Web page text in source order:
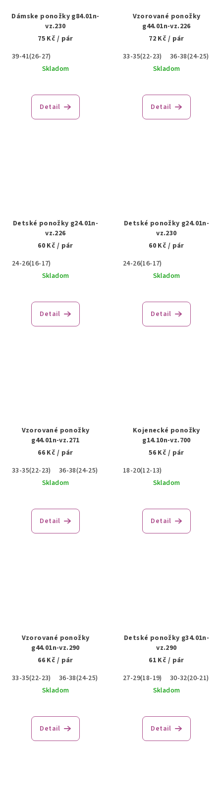
Dámske ponožky g84.01n-
vz.230
75 Kč / pár
39-41(26-27)
Skladom
Detail
Vzorované ponožky
g44.01n-vz.226
72 Kč / pár
33-35(22-23)
36-38(24-25)
Skladom
Detail
Detské ponožky g24.01n-
vz.226
60 Kč / pár
24-26(16-17)
Skladom
Detail
Detské ponožky g24.01n-
vz.230
60 Kč / pár
24-26(16-17)
Skladom
Detail
Vzorované ponožky
g44.01n-vz.271
66 Kč / pár
33-35(22-23)
36-38(24-25)
Skladom
Detail
Kojenecké ponožky
g14.10n-vz.700
56 Kč / pár
18-20(12-13)
Skladom
Detail
Vzorované ponožky
g44.01n-vz.290
66 Kč / pár
33-35(22-23)
36-38(24-25)
Skladom
Detail
Detské ponožky g34.01n-
vz.290
61 Kč / pár
27-29(18-19)
30-32(20-21)
Skladom
Detail